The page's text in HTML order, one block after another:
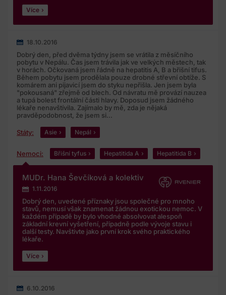
Více
18.10.2016
Dobrý den, před dvěma týdny jsem se vrátila z měsíčního
pobytu v Nepálu. Čas jsem trávila jak ve velkých městech, tak
v horách. Očkovaná jsem řádně na hepatitis A, B a břišní tifus.
Během pobytu jsem prodělala pouze drobné střevní obtíže. S
komárem ani pijavicí jsem do styku nepřišla. Jen jsem byla
"pokousaná" zřejmě od blech. Od návratu mě provází nauzea
a tupá bolest frontální části hlavy. Doposud jsem žádného
lékaře nenavštívila. Zajímalo by mě, zda je nějaká
pravděpodobnost, že jsem si...
Státy: Asie Nepál
Nemoci: Břišní tyfus Hepatitida A Hepatitida B
MUDr. Hana Ševčíková a kolektiv
1.11.2016
Dobrý den, uvedené příznaky jsou společné pro mnoho
stavů, nemusí však znamenat žádnou exotickou nemoc. V
každém případě by bylo vhodné absolvovat alespoň
základní krevní vyšetření, případně podle vývoje stavu i
další testy. Navštivte jako první krok svého praktického
lékaře.
Více
6.10.2016